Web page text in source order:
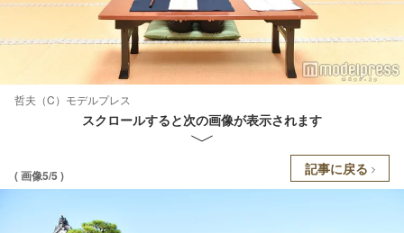
哲夫（C）モデルプレス
スクロールすると次の画像が表示されます
( 画像5/5 ) 記事に戻る